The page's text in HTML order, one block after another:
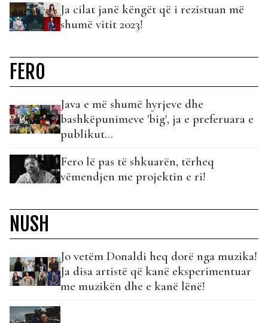
Ja cilat janë këngët që i rezistuan më
shumë vitit 2023!
FERO
Java e më shumë hyrjeve dhe
bashkëpunimeve 'big', ja e preferuara e
publikut...
Fero lë pas të shkuarën, tërheq
vëmendjen me projektin e ri!
NUSH
Jo vetëm Donaldi heq dorë nga muzika!
Ja disa artistë që kanë eksperimentuar
me muzikën dhe e kanë lënë!